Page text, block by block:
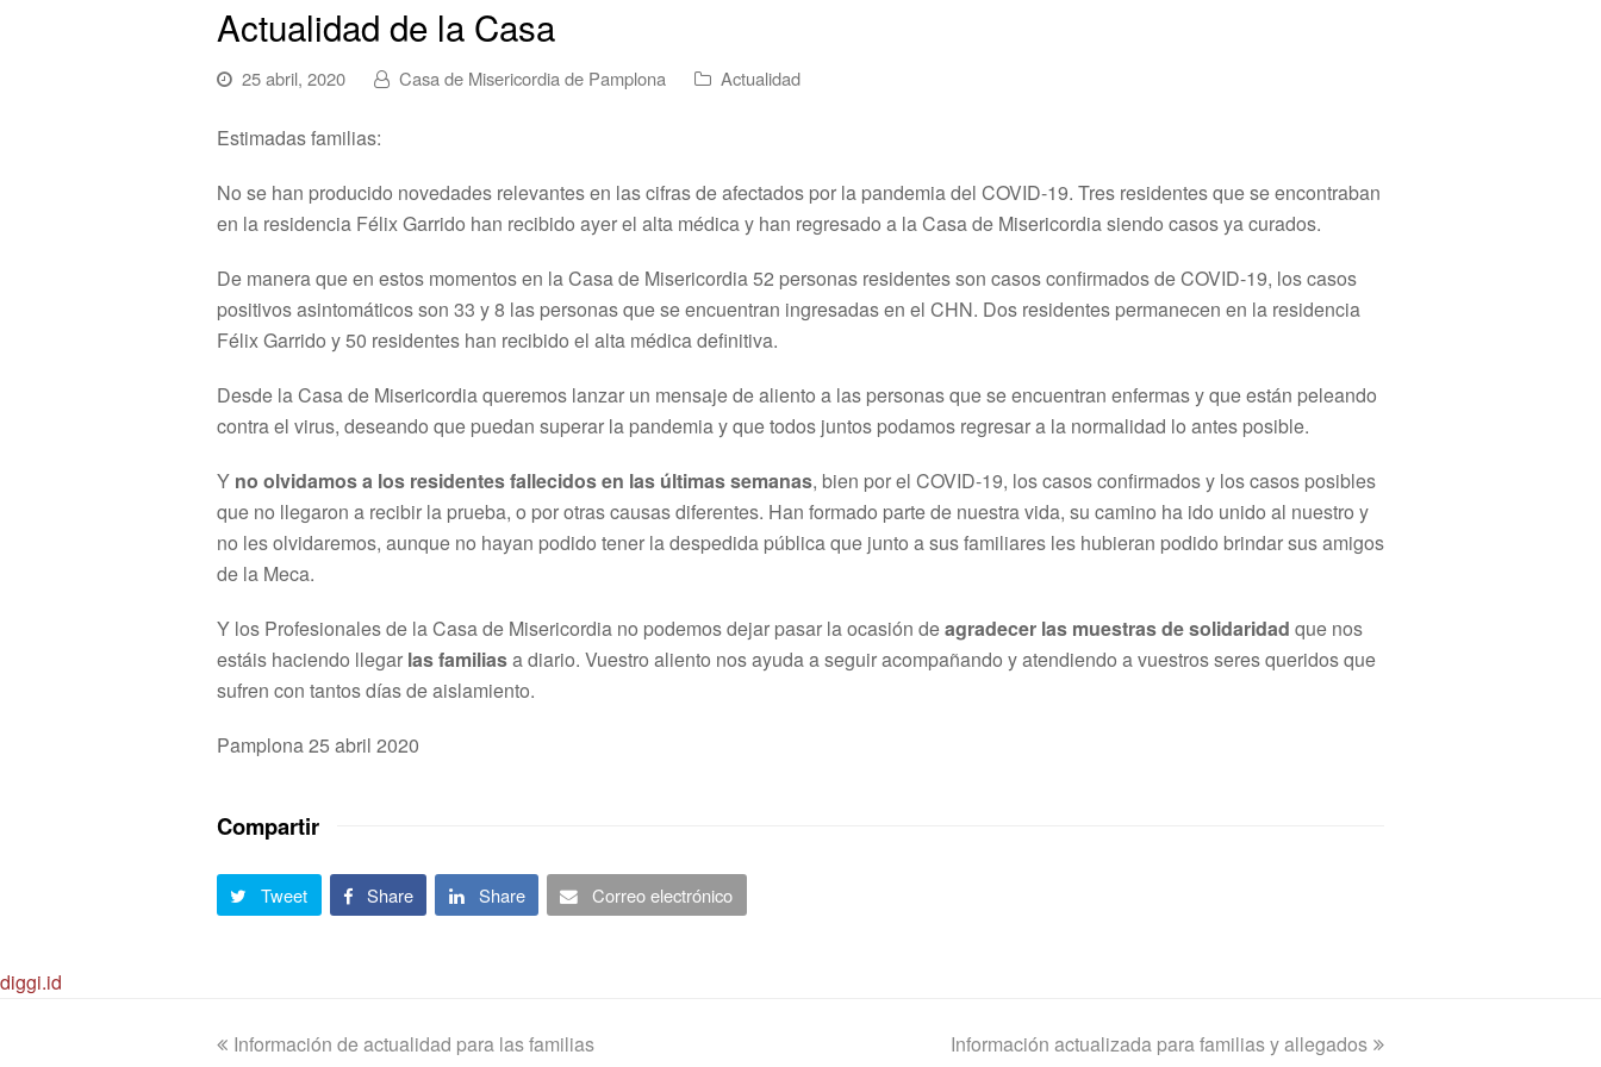
Actualidad de la Casa
25 abril, 2020 Casa de Misericordia de Pamplona Actualidad
Estimadas familias:
No se han producido novedades relevantes en las cifras de afectados por la pandemia del COVID-19. Tres residentes que se encontraban
en la residencia Félix Garrido han recibido ayer el alta médica y han regresado a la Casa de Misericordia siendo casos ya curados.
De manera que en estos momentos en la Casa de Misericordia 52 personas residentes son casos confirmados de COVID-19, los casos
positivos asintomáticos son 33 y 8 las personas que se encuentran ingresadas en el CHN. Dos residentes permanecen en la residencia
Félix Garrido y 50 residentes han recibido el alta médica definitiva.
Desde la Casa de Misericordia queremos lanzar un mensaje de aliento a las personas que se encuentran enfermas y que están peleando
contra el virus, deseando que puedan superar la pandemia y que todos juntos podamos regresar a la normalidad lo antes posible.
Y no olvidamos a los residentes fallecidos en las últimas semanas, bien por el COVID-19, los casos confirmados y los casos posibles
que no llegaron a recibir la prueba, o por otras causas diferentes. Han formado parte de nuestra vida, su camino ha ido unido al nuestro y
no les olvidaremos, aunque no hayan podido tener la despedida pública que junto a sus familiares les hubieran podido brindar sus amigos
de la Meca.
Y los Profesionales de la Casa de Misericordia no podemos dejar pasar la ocasión deagradecer las muestras de solidaridad que nos
estáis haciendo llegar las familiasa diario. Vuestro aliento nos ayuda a seguir acompañando y atendiendo a vuestros seres queridos que
sufren con tantos días de aislamiento.
Pamplona 25 abril 2020
Compartir
Tweet Share Share Correo electrónico
diggi.id
previous
Información de actualidad para las familias
next
Información actualizada para familias y allegados